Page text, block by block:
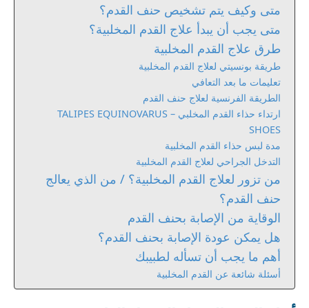
متى وكيف يتم تشخيص حنف القدم؟
متى يجب أن يبدأ علاج القدم المخلبية؟
طرق علاج القدم المخلبية
طريقة بونسيتي لعلاج القدم المخلبية
تعليمات ما بعد التعافي
الطريقة الفرنسية لعلاج حنف القدم
ارتداء حذاء القدم المخلبي – TALIPES EQUINOVARUS
SHOES
مدة لبس حذاء القدم المخلبية
التدخل الجراحي لعلاج القدم المخلبية
من تزور لعلاج القدم المخلبية؟ / من الذي يعالج
حنف القدم؟
الوقاية من الإصابة بحنف القدم
هل يمكن عودة الإصابة بحنف القدم؟
أهم ما يجب أن تسأله لطبيبك
أسئلة شائعة عن القدم المخلبية